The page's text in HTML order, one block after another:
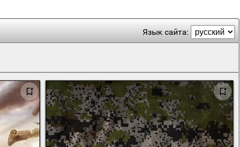
Язык сайта: